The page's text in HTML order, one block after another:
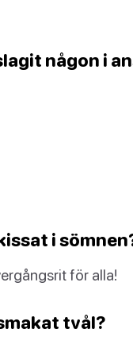
någon i
i
för alla!
tvål?